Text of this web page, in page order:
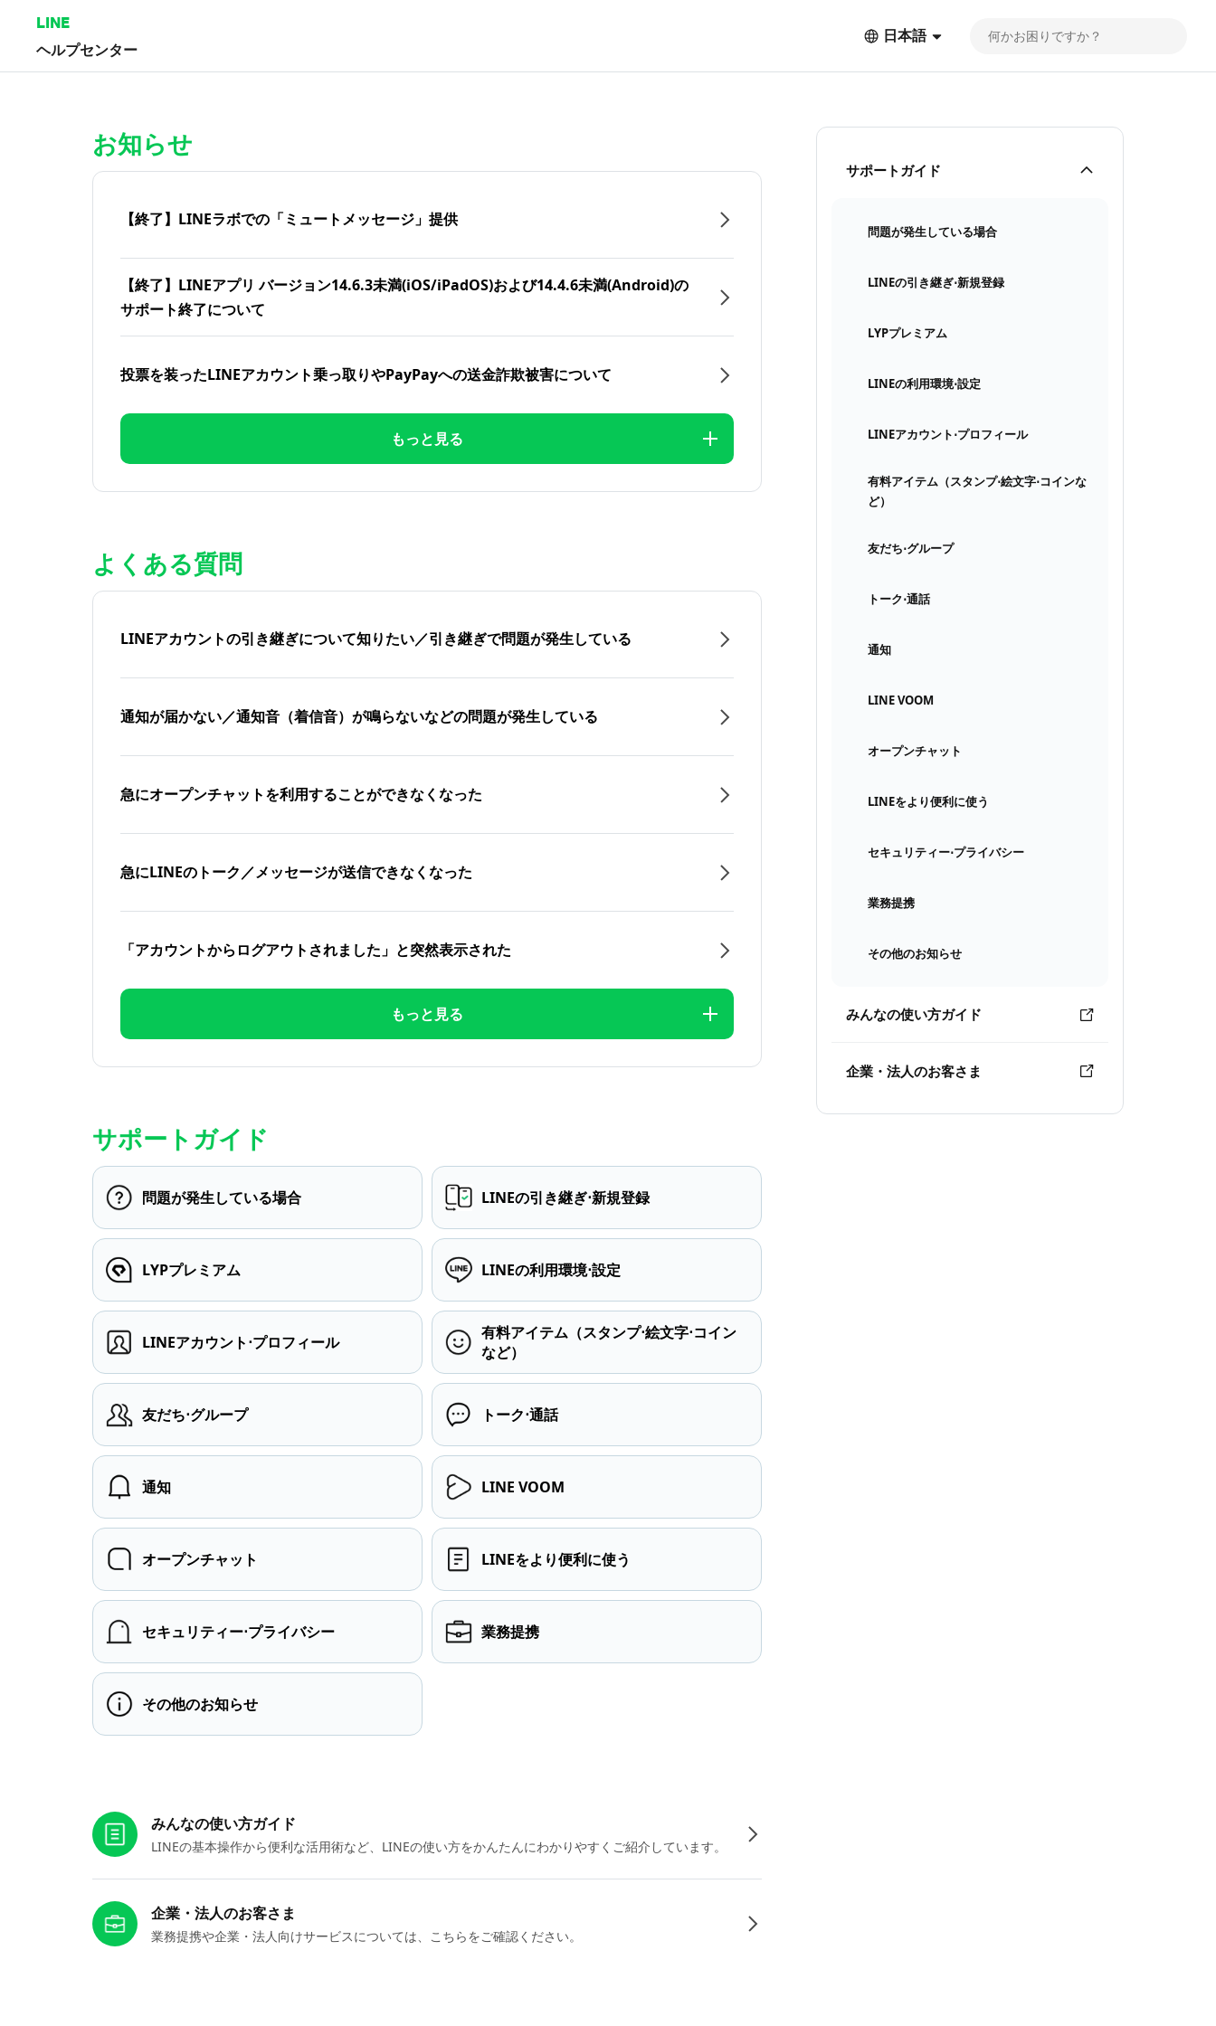
LINE
ヘルプセンター
日本語
サポートガイド
問題が発生している場合
LINEの引き継ぎ⋅新規登録
LYPプレミアム
LINEの利用環境⋅設定
LINEアカウント⋅プロフィール
有料アイテム（スタンプ⋅絵文字⋅コインな
ど）
友だち⋅グループ
トーク⋅通話
通知
LINE VOOM
オープンチャット
LINEをより便利に使う
セキュリティー⋅プライバシー
業務提携
その他のお知らせ
みんなの使い方ガイド
企業・法人のお客さま
お知らせ
【終了】LINEラボでの「ミュートメッセージ」提供
【終了】LINEアプリ バージョン14.6.3未満(iOS/iPadOS)および14.4.6未満(Android)の
サポート終了について
投票を装ったLINEアカウント乗っ取りやPayPayへの送金詐欺被害について
もっと見る
よくある質問
LINEアカウントの引き継ぎについて知りたい／引き継ぎで問題が発生している
通知が届かない／通知音（着信音）が鳴らないなどの問題が発生している
急にオープンチャットを利用することができなくなった
急にLINEのトーク／メッセージが送信できなくなった
「アカウントからログアウトされました」と突然表示された
もっと見る
サポートガイド
問題が発生している場合 LINEの引き継ぎ⋅新規登録
LYPプレミアム LINEの利用環境⋅設定
LINEアカウント⋅プロフィール
有料アイテム（スタンプ⋅絵文字⋅コイン
など）
友だち⋅グループ トーク⋅通話
通知 LINE VOOM
オープンチャット LINEをより便利に使う
セキュリティー⋅プライバシー 業務提携
その他のお知らせ
みんなの使い方ガイド
LINEの基本操作から便利な活用術など、LINEの使い方をかんたんにわかりやすくご紹介しています。
企業・法人のお客さま
業務提携や企業・法人向けサービスについては、こちらをご確認ください。